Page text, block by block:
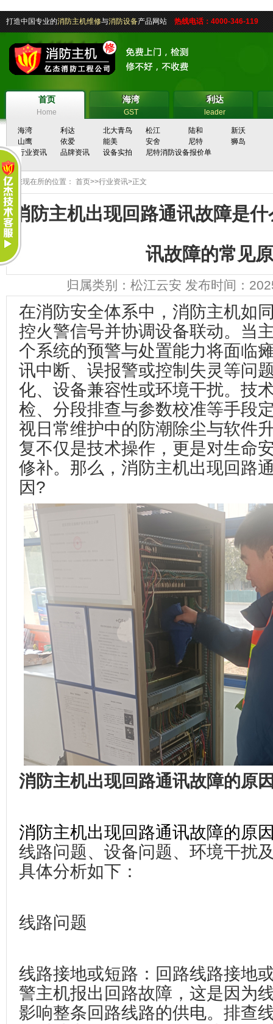
打造中国专业的消防主机维修与消防设备产品网站 热线电话：4000-346-119
首页 海湾 利达
首页
Home
海湾
GST
利达
leader
海湾 利达 北大青鸟 松江 陆和
新沃
山鹰
依爱 能美 安舍 尼特
狮岛
行业资讯
品牌资讯 设备实拍 尼特消防设备报价单
您现在所的位置： 首页>>行业资讯>正文
消防主机出现回路通讯故障是
讯故障的常见
归属类别： 松江云安 发布时间：
在消防安全体系中，消防主机如
控火警信号并协调设备联动。当
个系统的预警与处置能力将面临
讯中断、误报警或控制失灵等问
化、设备兼容性或环境干扰。技
检、分段排查与参数校准等手段
视日常维护中的防潮除尘与软件
复不仅是技术操作，更是对生命
修补。那么，消防主机出现回路
因?
消防主机出现回路通讯故障的原
消防主机出现回路通讯故障的原
线路问题、设备问题、环境干扰
具体分析如下：
线路问题
线路接地或短路‌：回路线路接地
警主机报出回路故障，这是因为
影响整条回路线路的供电。排查